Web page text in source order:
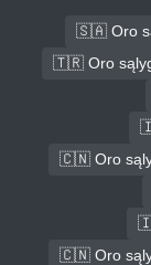
🇸🇦 Oro
🇹🇷 Oro
🇨🇳 Oro
🇨🇳 Oro